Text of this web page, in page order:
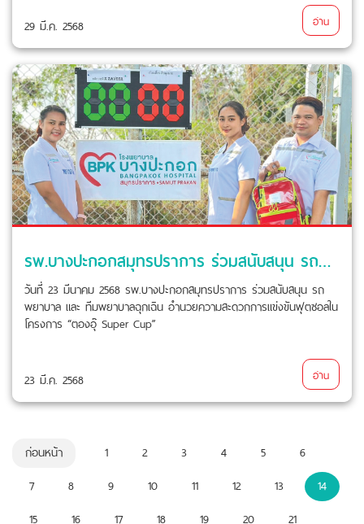
29 มี.ค. 2568 อ่าน
รพ.บางปะกอกสมุทรปราการ ร่วมสนับสนุน รถพยาบาล และ ทีมพยาบาลฉุกเฉิน
วันที่ 23 มีนาคม 2568 รพ.บางปะกอกสมุทรปราการ ร่วมสนับสนุน รถ
พยาบาล และ ทีมพยาบาลฉุกเฉิน อำนวยความสะดวกการแข่งขันฟุตซอลใน
โครงการ “ตองอุ๊ Super Cup”
23 มี.ค. 2568 อ่าน
ก่อนหน้า 1 2 3 4 5
6
7
8 9 10 11 12 13
14
15
16 17 18 19 20
21